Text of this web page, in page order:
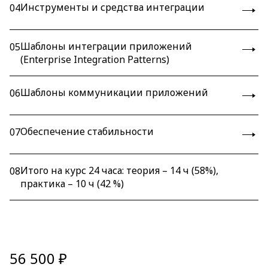
04Инструменты и средства интеграции
05Шаблоны интеграции приложений
(Enterprise Integration Patterns)
06Шаблоны коммуникации приложений
07Обеспечение стабильности
08Итого на курс 24 часа: теория – 14 ч (58%),
практика – 10 ч (42 %)
56 500 ₽